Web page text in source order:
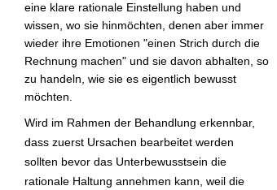
eine klare rationale Einstellung haben und
wissen, wo sie hinmöchten, denen aber immer
wieder ihre Emotionen "einen Strich durch die
Rechnung machen" und sie davon abhalten, so
zu handeln, wie sie es eigentlich bewusst
möchten.
Wird im Rahmen der Behandlung erkennbar,
dass zuerst Ursachen bearbeitet werden
sollten bevor das Unterbewusstsein die
rationale Haltung annehmen kann, weil die